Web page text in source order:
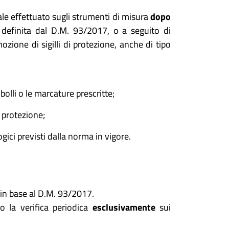
effettuato sugli strumenti di misuradopo
dal D.M. 93/2017, o a seguito di
di sigilli di protezione, anche di tipo
o le marcature prescritte;
previsti dalla norma in vigore.
base al D.M. 93/2017.
la verifica periodica esclusivamentesui